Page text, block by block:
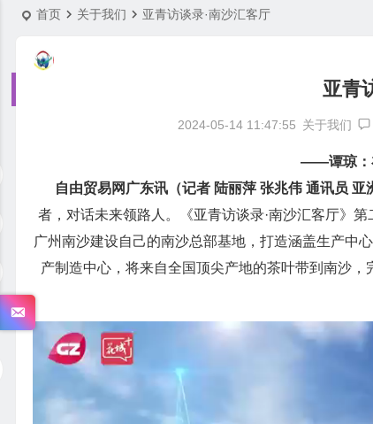
首页 关于我们 亚青访谈录·南沙汇客厅
亚青
2024-05-14 11:47:55 关于我们
——谭琼：
自由贸易网广东讯（记者 陆丽萍 张兆伟 通讯员 亚
者，对话未来领路人。《亚青访谈录·南沙汇客厅》
广州南沙建设自己的南沙总部基地，打造涵盖生产中
产制造中心，将来自全国顶尖产地的茶叶带到南沙
视